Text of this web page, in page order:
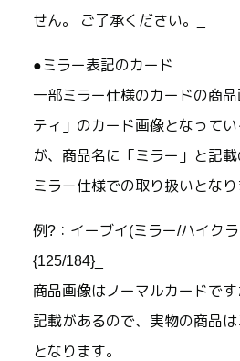
せん。 ご了承ください。_
●ミラー表記のカード
一部ミラー仕様のカードの商
ティ」のカード画像となって
が、商品名に「ミラー」と記
ミラー仕様での取り扱いとなり
例?：イーブイ(ミラー/ハイクラ
{125/184}_
商品画像はノーマルカードで
記載があるので、実物の商品
となります。